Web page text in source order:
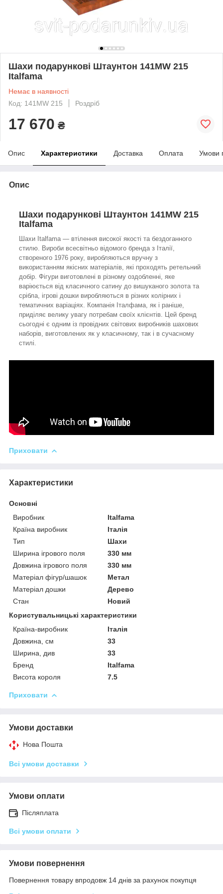
Шахи подарункові Штаунтон 141MW 215
Italfama
Немає в наявності
Код: 141MW 215
Роздріб
17 670 ₴
Опис Характеристики Доставка Оплата Умови
Опис
Шахи подарункові Штаунтон 141MW 215
Italfama
Шахи Italfama — втілення високої якості та бездоганного
стилю. Вироби всесвітньо відомого бренда з Італії,
створеного 1976 року, виробляються вручну з
використанням якісних матеріалів, які проходять ретельний
добір. Фігури виготовлені в різному оздобленні, яке
варіюється від класичного сатину до вишуканого золота та
срібла, ігрові дошки виробляються в різних колірних і
тематичних варіаціях. Компанія Італфама, як і раніше,
приділяє велику увагу потребам своїх клієнтів. Цей бренд
сьогодні є одним із провідних світових виробників шахових
наборів, виготовлених як у класичному, так і в сучасному
стилі.
Приховати
Характеристики
Основні
Виробник
Italfama
Країна виробник
Італія
Тип
Шахи
Ширина ігрового поля
330 мм
Довжина ігрового поля
330 мм
Матеріал фігур/шашок
Метал
Матеріал дошки
Дерево
Стан
Новий
Користувальницькі характеристики
Країна-виробник
Італія
Довжина, см
33
Ширина, див
33
Бренд
Italfama
Висота короля
7.5
Приховати
Умови доставки
Нова Пошта
Всі умови доставки
Умови оплати
Післяплата
Всі умови оплати
Умови повернення
Повернення товару впродовж 14 днів за рахунок покупця